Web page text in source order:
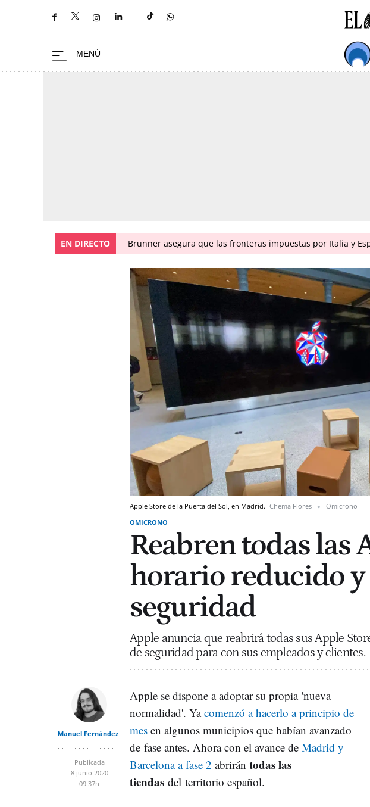
EN DIRECTO Brunner asegura que las fronteras impuestas por Italia y
Apple Store de la Puerta del Sol, en Madrid. Chema Flores
Omicrono
OMICRONO
Reabren todas las
horario reducido y
seguridad
Apple anuncia que reabrirá todas sus Apple
de seguridad para con sus empleados y clientes.
Manuel Fernández
Publicada
8 junio 2020
09:37h
Apple se dispone a adoptar su propia 'nueva
normalidad'. Yacomenzó a hacerlo a principio de
mes en algunos municipios que habían avanzado
de fase antes. Ahora con el avance de Madrid y
Barcelona a fase 2 abrirán todas las
tiendas del territorio español.